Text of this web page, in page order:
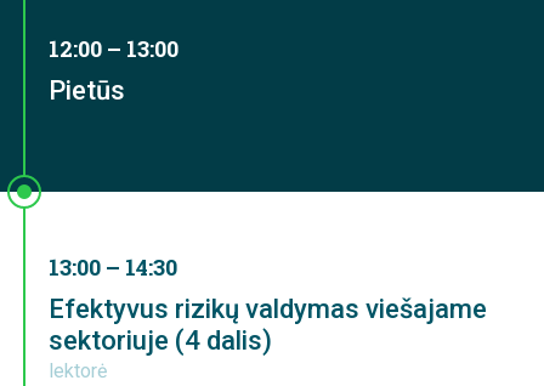
12:00 – 13:00
Pietūs
13:00 – 14:30
Efektyvus rizikų valdymas viešajame
sektoriuje (4 dalis)
lektorė